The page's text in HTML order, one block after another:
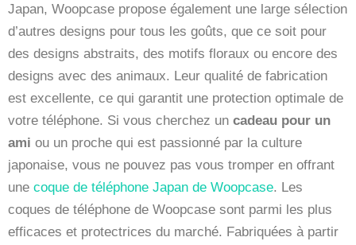
Japan, Woopcase propose également une large sélection
d’autres designs pour tous les goûts, que ce soit pour
des designs abstraits, des motifs floraux ou encore des
designs avec des animaux. Leur qualité de fabrication
est excellente, ce qui garantit une protection optimale de
votre téléphone. Si vous cherchez un cadeau pour un
ami ou un proche qui est passionné par la culture
japonaise, vous ne pouvez pas vous tromper en offrant
une coque de téléphone Japan de Woopcase. Les
coques de téléphone de Woopcase sont parmi les plus
efficaces et protectrices du marché. Fabriquées à partir